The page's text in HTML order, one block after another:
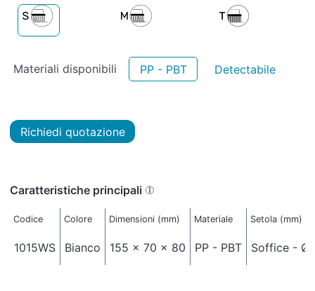
Materiali disponibili PP - PBT Detectabile
Richiedi quotazione
Caratteristiche principali
Codice Colore Dimensioni (mm) Materiale Setola (mm)
1015WS Bianco 155 x 70 x 80 PP - PBT Soffice - Ø